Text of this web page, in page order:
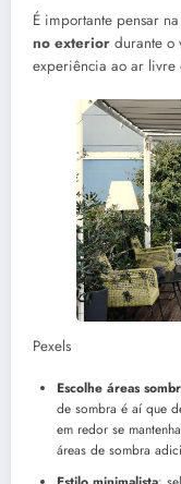
É importante pensar na
no exterior durante o
experiência ao ar livre
Pexels
Escolhe áreas
de sombra é aí que
em redor se
áreas de sombra